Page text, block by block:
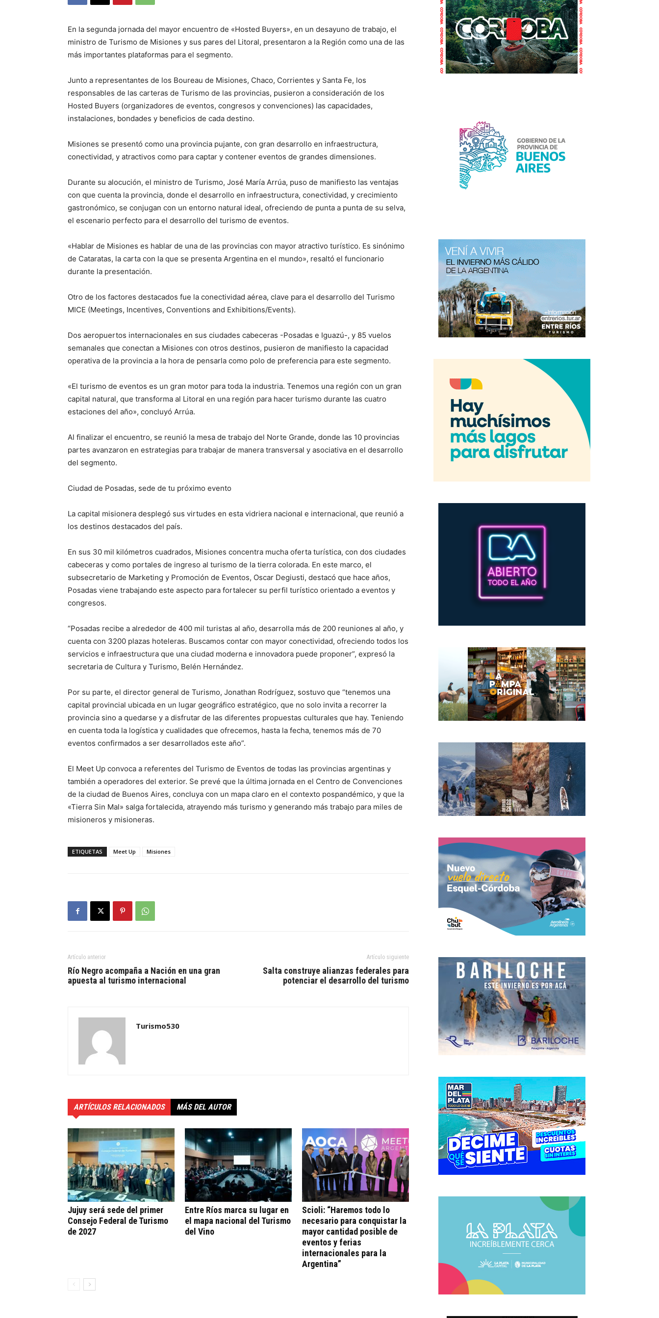
En la segunda jornada del mayor encuentro de «Hosted Buyers», en un desayuno de trabajo, el
ministro de Turismo de Misiones y sus pares del Litoral, presentaron a la Región como una de las
más importantes plataformas para el segmento.
Junto a representantes de los Boureau de Misiones, Chaco, Corrientes y Santa Fe, los
responsables de las carteras de Turismo de las provincias, pusieron a consideración de los
Hosted Buyers (organizadores de eventos, congresos y convenciones) las capacidades,
instalaciones, bondades y beneficios de cada destino.
Misiones se presentó como una provincia pujante, con gran desarrollo en infraestructura,
conectividad, y atractivos como para captar y contener eventos de grandes dimensiones.
Durante su alocución, el ministro de Turismo, José María Arrúa, puso de manifiesto las ventajas
con que cuenta la provincia, donde el desarrollo en infraestructura, conectividad, y crecimiento
gastronómico, se conjugan con un entorno natural ideal, ofreciendo de punta a punta de su selva,
el escenario perfecto para el desarrollo del turismo de eventos.
«Hablar de Misiones es hablar de una de las provincias con mayor atractivo turístico. Es sinónimo
de Cataratas, la carta con la que se presenta Argentina en el mundo», resaltó el funcionario
durante la presentación.
Otro de los factores destacados fue la conectividad aérea, clave para el desarrollo del Turismo
MICE (Meetings, Incentives, Conventions and Exhibitions/Events).
Dos aeropuertos internacionales en sus ciudades cabeceras -Posadas e Iguazú-, y 85 vuelos
semanales que conectan a Misiones con otros destinos, pusieron de manifiesto la capacidad
operativa de la provincia a la hora de pensarla como polo de preferencia para este segmento.
«El turismo de eventos es un gran motor para toda la industria. Tenemos una región con un gran
capital natural, que transforma al Litoral en una región para hacer turismo durante las cuatro
estaciones del año», concluyó Arrúa.
Al finalizar el encuentro, se reunió la mesa de trabajo del Norte Grande, donde las 10 provincias
partes avanzaron en estrategias para trabajar de manera transversal y asociativa en el desarrollo
del segmento.
Ciudad de Posadas, sede de tu próximo evento
La capital misionera desplegó sus virtudes en esta vidriera nacional e internacional, que reunió a
los destinos destacados del país.
En sus 30 mil kilómetros cuadrados, Misiones concentra mucha oferta turística, con dos ciudades
cabeceras y como portales de ingreso al turismo de la tierra colorada. En este marco, el
subsecretario de Marketing y Promoción de Eventos, Oscar Degiusti, destacó que hace años,
Posadas viene trabajando este aspecto para fortalecer su perfil turístico orientado a eventos y
congresos.
“Posadas recibe a alrededor de 400 mil turistas al año, desarrolla más de 200 reuniones al año, y
cuenta con 3200 plazas hoteleras. Buscamos contar con mayor conectividad, ofreciendo todos los
servicios e infraestructura que una ciudad moderna e innovadora puede proponer”, expresó la
secretaria de Cultura y Turismo, Belén Hernández.
Por su parte, el director general de Turismo, Jonathan Rodríguez, sostuvo que “tenemos una
capital provincial ubicada en un lugar geográfico estratégico, que no solo invita a recorrer la
provincia sino a quedarse y a disfrutar de las diferentes propuestas culturales que hay. Teniendo
en cuenta toda la logística y cualidades que ofrecemos, hasta la fecha, tenemos más de 70
eventos confirmados a ser desarrollados este año”.
El Meet Up convoca a referentes del Turismo de Eventos de todas las provincias argentinas y
también a operadores del exterior. Se prevé que la última jornada en el Centro de Convenciones
de la ciudad de Buenos Aires, concluya con un mapa claro en el contexto pospandémico, y que la
«Tierra Sin Mal» salga fortalecida, atrayendo más turismo y generando más trabajo para miles de
misioneros y misioneras.
ETIQUETAS Meet Up Misiones
Artículo anterior
Río Negro acompaña a Nación en una gran
apuesta al turismo internacional
Artículo siguiente
Salta construye alianzas federales para
potenciar el desarrollo del turismo
Turismo530
ARTÍCULOS RELACIONADOS MÁS DEL AUTOR
Jujuy será sede del primer
Consejo Federal de Turismo
de 2027
Entre Ríos marca su lugar en
el mapa nacional del Turismo
del Vino
Scioli: “Haremos todo lo
necesario para conquistar la
mayor cantidad posible de
eventos y ferias
internacionales para la
Argentina”